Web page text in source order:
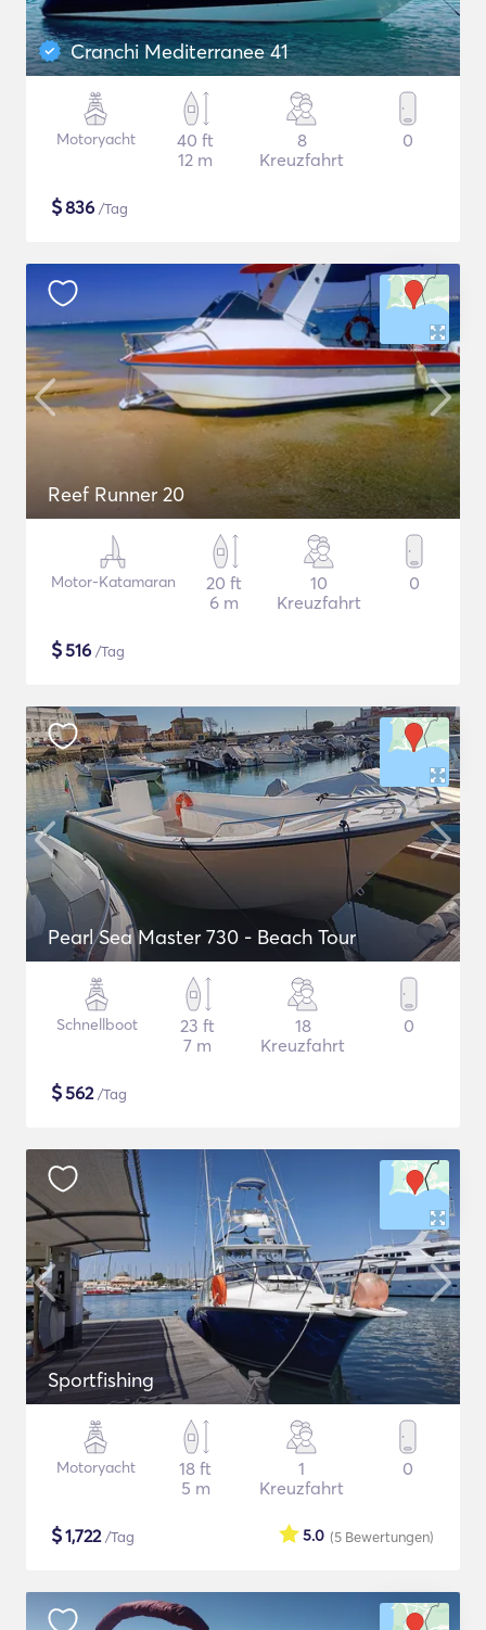
Cranchi Mediterranee 41
Motoryacht
40 ft
12 m
8
Kreuzfahrt
0
$836 /Tag
Reef Runner 20
Motor-Katamaran
20 ft
6 m
10
Kreuzfahrt
0
$516 /Tag
Pearl Sea Master 730 - Beach Tour
Schnellboot
23 ft
7 m
18
Kreuzfahrt
0
$562/Tag
Sportfishing
Motoryacht
18 ft
5 m
1
Kreuzfahrt
0
$1,722/Tag (5 Bewertungen)
5.0